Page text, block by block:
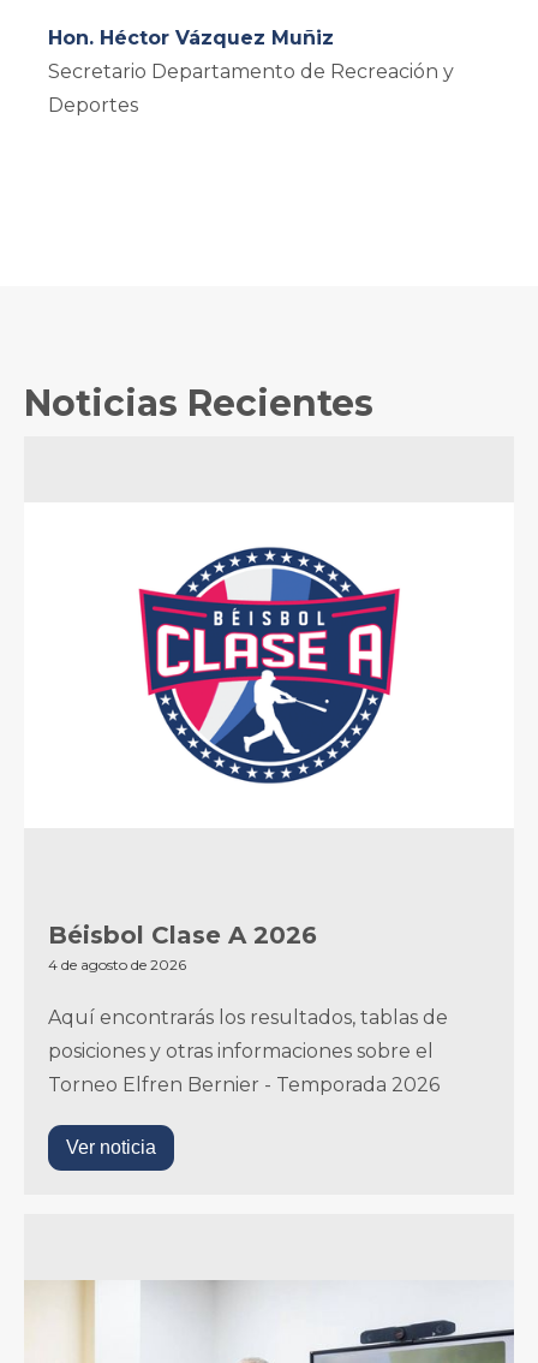
Hon. Héctor Vázquez Muñiz
Secretario Departamento de Recreación y
Deportes
Noticias Recientes
Béisbol Clase A 2026
4 de agosto de 2026
Aquí encontrarás los resultados, tablas de
posiciones y otras informaciones sobre el
Torneo Elfren Bernier - Temporada 2026
Ver noticia